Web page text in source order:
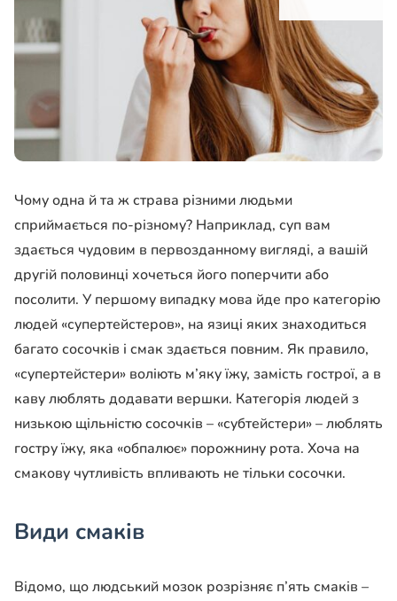
Чому одна й та ж страва різними людьми
сприймається по-різному? Наприклад, суп вам
здається чудовим в первозданному вигляді, а вашій
другій половинці хочеться його поперчити або
посолити. У першому випадку мова йде про категорію
людей «супертейстеров», на язиці яких знаходиться
багато сосочків і смак здається повним. Як правило,
«супертейстери» воліють м’яку їжу, замість гострої, а в
каву люблять додавати вершки. Категорія людей з
низькою щільністю сосочків – «субтейстери» – люблять
гостру їжу, яка «обпалює» порожнину рота. Хоча на
смакову чутливість впливають не тільки сосочки.
Види смаків
Відомо, що людський мозок розрізняє п’ять смаків –